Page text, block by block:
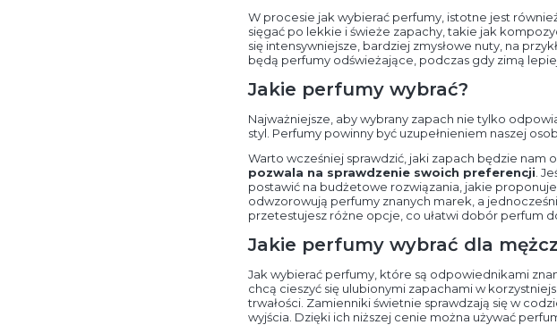
W procesie jak wybierać perfumy, istotne jest
sięgać po lekkie i świeże zapachy, takie jak
się intensywniejsze, bardziej zmysłowe nuty, na
będą perfumy odświeżające, podczas gdy zimą
Jakie perfumy wybrać?
Najważniejsze, aby wybrany zapach nie tylko
styl. Perfumy powinny być uzupełnieniem naszej
Warto wcześniej sprawdzić, jaki zapach będzie nam
pozwala na sprawdzenie swoich preferencji .
postawić na budżetowe rozwiązania, jakie proponuje
odwzorowują perfumy znanych marek, a
przetestujesz różne opcje, co ułatwi dobór perfum
Jakie perfumy wybrać dla
Jak wybierać perfumy, które są odpowiednikami
chcą cieszyć się ulubionymi zapachami w
trwałości. Zamienniki świetnie sprawdzają się w
wyjścia. Dzięki ich niższej cenie można używać